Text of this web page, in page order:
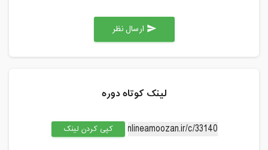
send
لینک کوتاه دوره
کپی کردن لینک